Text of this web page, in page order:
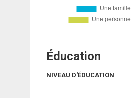
Éducation
NIVEAU D'ÉDUCATION